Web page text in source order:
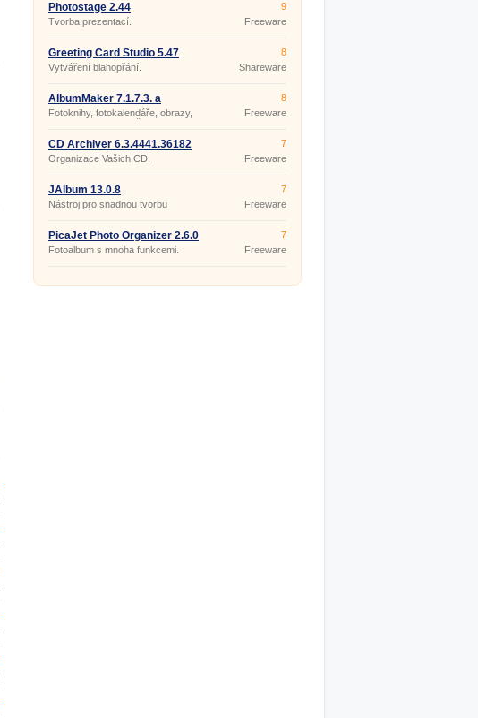
Photostage 2.44
Tvorba prezentací.
9
Freeware
Greeting Card Studio 5.47
Vytváření blahopřání.
8
Shareware
AlbumMaker 7.1.7.3. a
Fotoknihy, fotokalendáře, obrazy,
karty, PEXESO z Vašich fotek.
8
Freeware
CD Archiver 6.3.4441.36182
Organizace Vašich CD.
7
Freeware
JAlbum 13.0.8
Nástroj pro snadnou tvorbu
fotogalerií na webu.
7
Freeware
PicaJet Photo Organizer 2.6.0
Build 637
Fotoalbum s mnoha funkcemi.
7
Freeware